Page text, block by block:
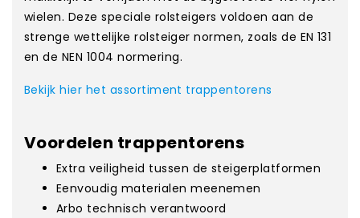
wielen. Deze speciale rolsteigers voldoen aan de
strenge wettelijke rolsteiger normen, zoals de EN 131
en de NEN 1004 normering.
Bekijk hier het assortiment trappentorens
Voordelen trappentorens
Extra veiligheid tussen de steigerplatformen
Eenvoudig materialen meenemen
Arbo technisch verantwoord